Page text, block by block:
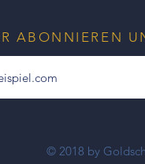
ABONNIEREN
© 2018 by